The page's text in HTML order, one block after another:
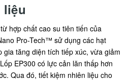
liệu
hợp chất cao su tiên tiến của
Pro-Tech™ sử dụng các hạt
gia tăng diện tích tiếp xúc, vừa giảm
EP300 có lực cản lăn thấp hơn
Qua đó, tiết kiệm nhiên liệu cho